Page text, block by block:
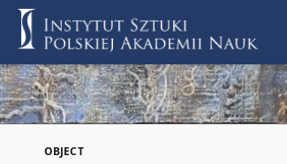
OBJECT